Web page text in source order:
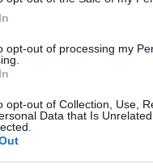
opt-out of processing my
opt-out of Collection, Use,
Data that Is
egyik
való
tíz évvel
a valóságról
hogy muszáj volt